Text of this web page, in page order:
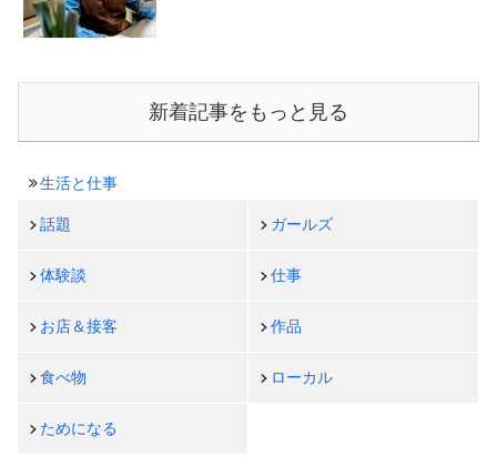
新着記事をもっと見る
生活と仕事
話題 ガールズ
体験談 仕事
お店＆接客 作品
食べ物 ローカル
ためになる